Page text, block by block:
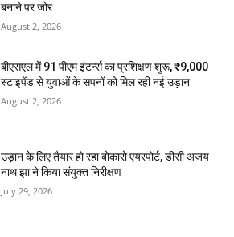
बनाने पर जोर
August 2, 2026
बीएसएल में 91 पीएम इंटर्न्स का प्रशिक्षण शुरू, ₹9,000
स्टाइपेंड से युवाओं के सपनों को मिल रही नई उड़ान
August 2, 2026
उड़ान के लिए तैयार हो रहा बोकारो एयरपोर्ट, डीसी अजय
नाथ झा ने किया संयुक्त निरीक्षण
July 29, 2026